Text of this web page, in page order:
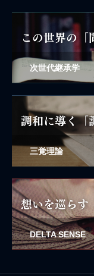
次世代継承学
三覚理論
DELTA SENSE